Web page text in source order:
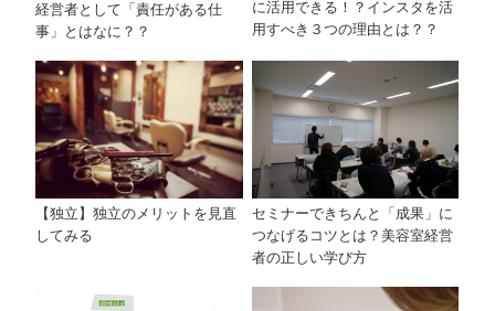
経営者として「責任がある仕
事」とはなに？？
に活用できる！？インスタを活
用すべき３つの理由とは？？
【独立】独立のメリットを見直
してみる
セミナーできちんと「成果」に
つなげるコツとは？美容室経営
者の正しい学び方